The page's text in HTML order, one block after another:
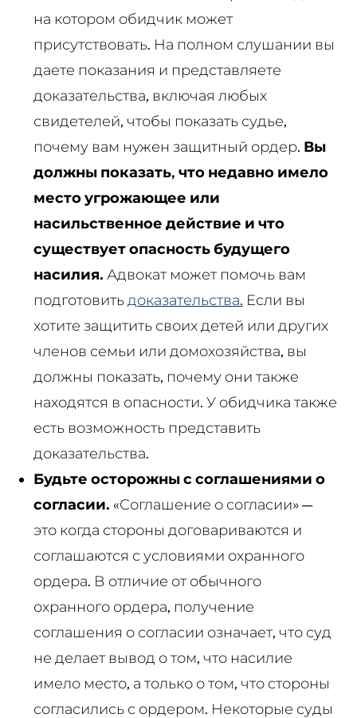
на котором обидчик может
присутствовать. На полном слушании вы
даете показания и представляете
доказательства, включая любых
свидетелей, чтобы показать судье,
почему вам нужен защитный ордер. Вы
должны показать, что недавно имело
место угрожающее или
насильственное действие и что
существует опасность будущего
насилия. Адвокат может помочь вам
подготовить доказательства. Если вы
хотите защитить своих детей или других
членов семьи или домохозяйства, вы
должны показать, почему они также
находятся в опасности. У обидчика также
есть возможность представить
доказательства.
Будьте осторожны с соглашениями о
согласии. «Соглашение о согласии» —
это когда стороны договариваются и
соглашаются с условиями охранного
ордера. В отличие от обычного
охранного ордера, получение
соглашения о согласии означает, что суд
не делает вывод о том, что насилие
имело место, а только о том, что стороны
согласились с ордером. Некоторые суды